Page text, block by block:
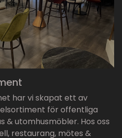
har vi skapat ett av
för offentliga
& utomhusmöbler. Hos oss
restaurang, mötes &